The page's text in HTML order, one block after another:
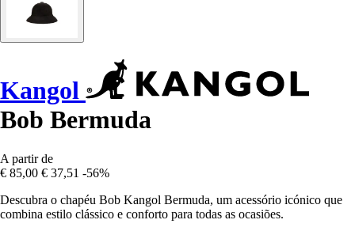
Kangol
Bob Bermuda
A partir de
€ 85,00 € 37,51 -56%
Descubra o chapéu Bob Kangol Bermuda, um acessório icónico que
combina estilo clássico e conforto para todas as ocasiões.